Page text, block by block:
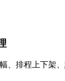
、排程上下架